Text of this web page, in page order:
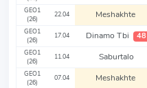
GEO1
(26)
22.04 Meshakhte
GEO1
(26)
17.04 Dinamo Tbi 48
GEO1
(26)
11.04 Saburtalo
GEO1
(26)
07.04 Meshakhte